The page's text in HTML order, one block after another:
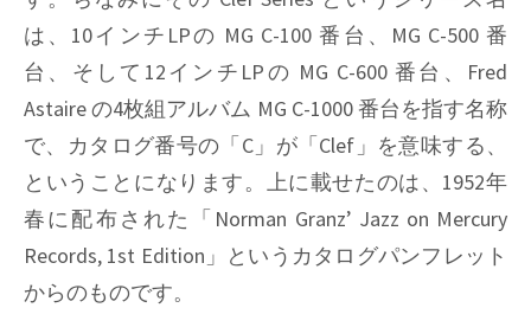
は、10インチLPの MG C-100 番台、MG C-500 番
台、そして12インチLPの MG C-600 番台、Fred
Astaire の4枚組アルバム MG C-1000 番台を指す名称
で、カタログ番号の「C」が「Clef」を意味する、
ということになります。上に載せたのは、1952年
春に配布された「Norman Granz’ Jazz on Mercury
Records, 1st Edition」というカタログパンフレット
からのものです。